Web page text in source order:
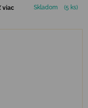
viac Skladom (5 ks)